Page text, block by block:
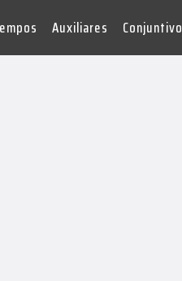
Auxiliares Conjuntivo